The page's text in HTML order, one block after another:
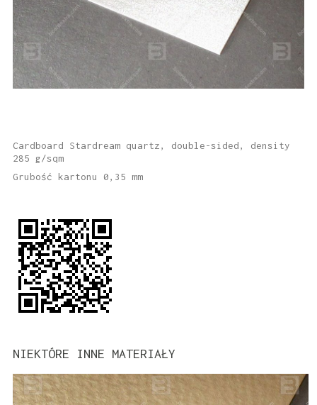
Cardboard Stardream quartz, double-sided, density
285 g/sqm
Grubość kartonu 0,35 mm
NIEKTÓRE INNE MATERIAŁY